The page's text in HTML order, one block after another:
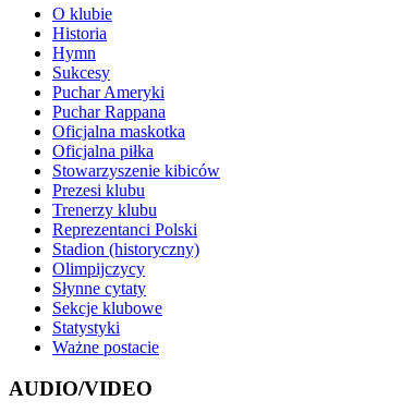
O klubie
Historia
Hymn
Sukcesy
Puchar Ameryki
Puchar Rappana
Oficjalna maskotka
Oficjalna piłka
Stowarzyszenie kibiców
Prezesi klubu
Trenerzy klubu
Reprezentanci Polski
Stadion (historyczny)
Olimpijczycy
Słynne cytaty
Sekcje klubowe
Statystyki
Ważne postacie
AUDIO/VIDEO